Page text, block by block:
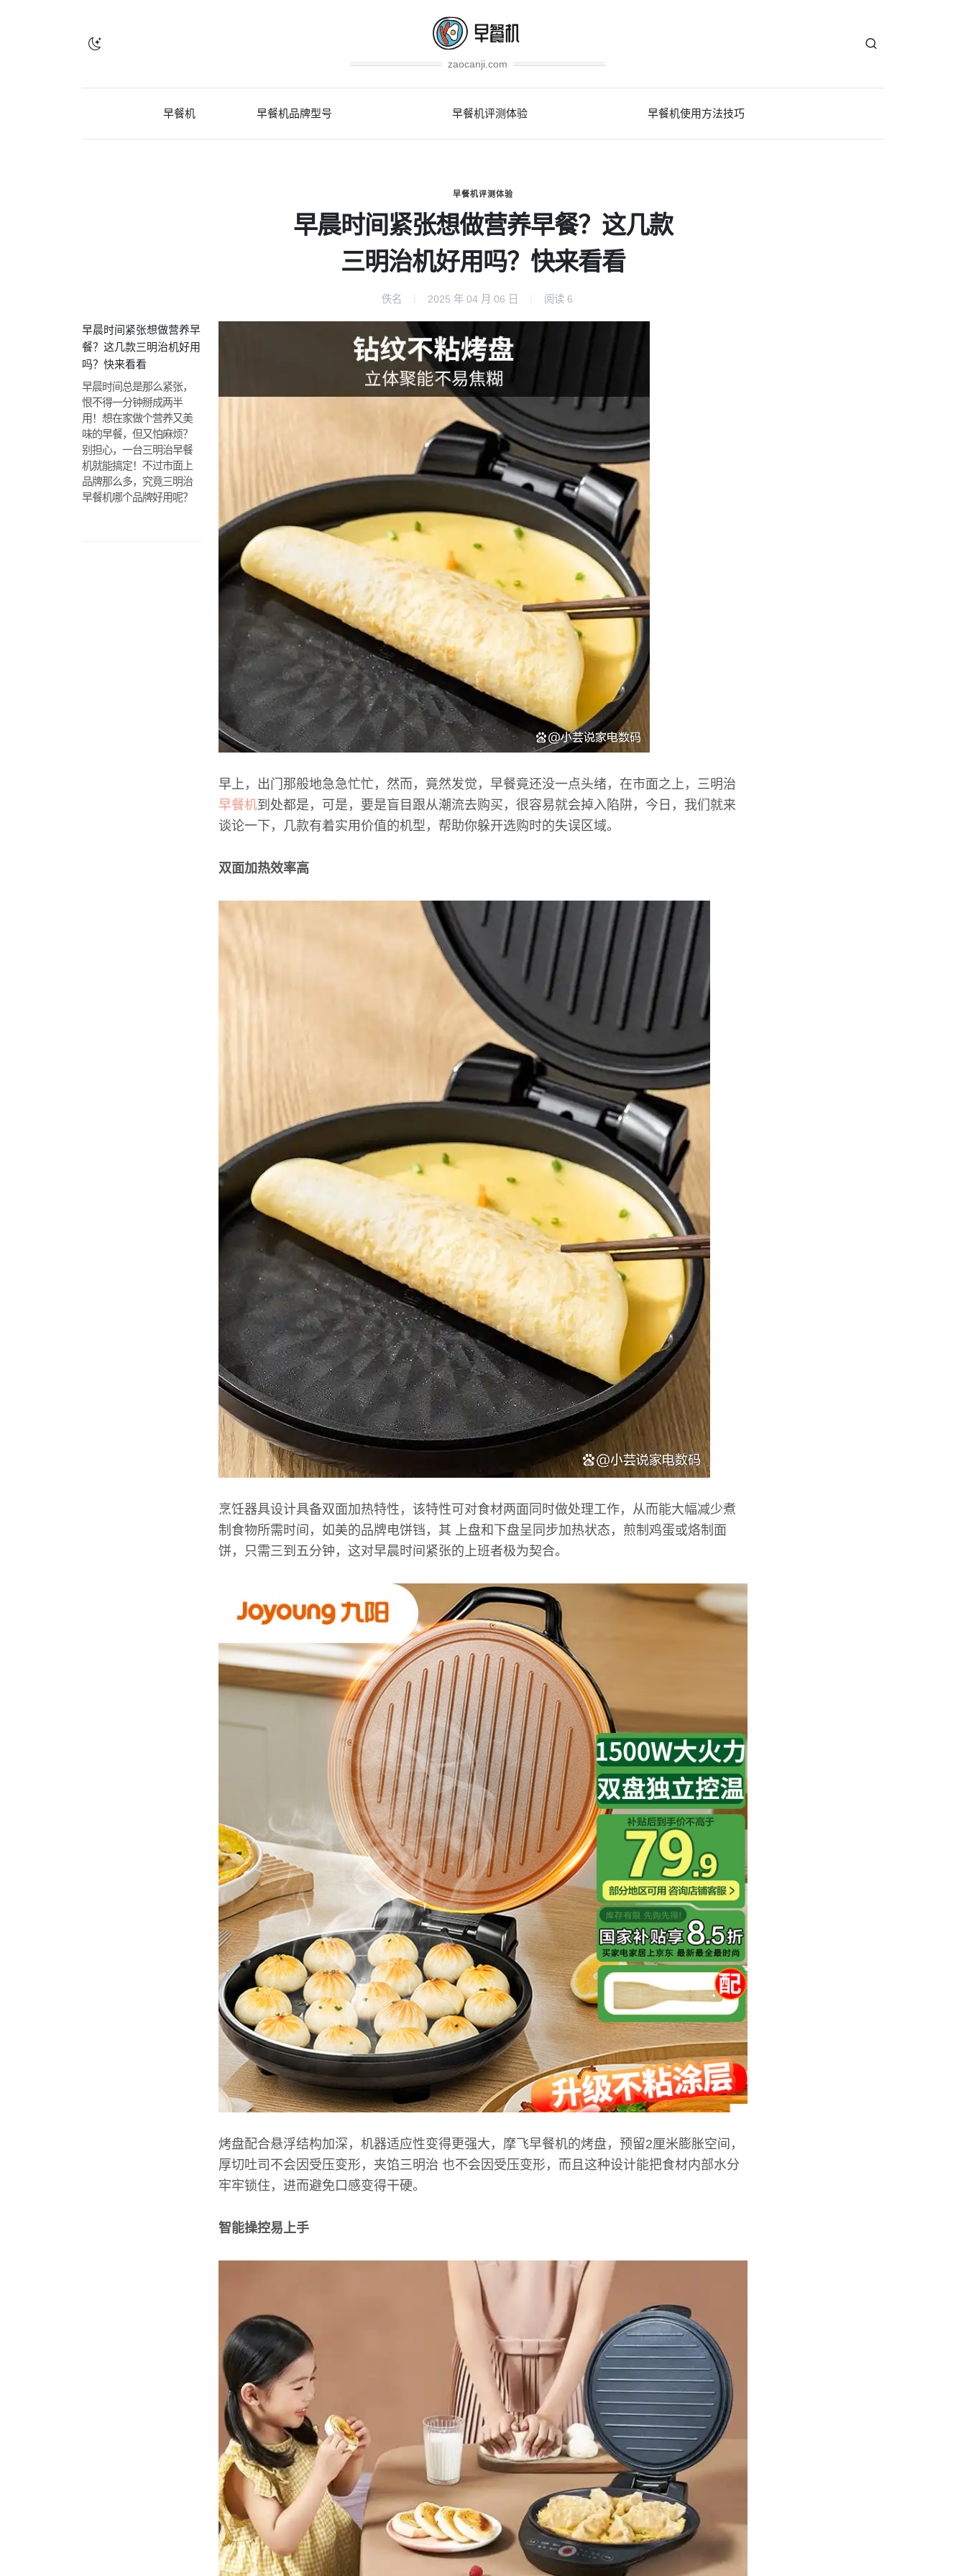
zaocanji.com
早餐机 早餐机品牌型号 早餐机评测体验 早餐机使用方法技巧
早餐机评测体验
早晨时间紧张想做营养早餐？这几款
三明治机好用吗？快来看看
佚名 2025 年 04 月 06 日 阅读 6
早晨时间紧张想做营养早
餐？这几款三明治机好用
吗？快来看看
早晨时间总是那么紧张，
恨不得一分钟掰成两半
用！想在家做个营养又美
味的早餐，但又怕麻烦？
别担心，一台三明治早餐
机就能搞定！不过市面上
品牌那么多，究竟三明治
早餐机哪个品牌好用呢？
早上，出门那般地急急忙忙，然而，竟然发觉，早餐竟还没一点头绪，在市面之上，三明治
早餐机到处都是，可是，要是盲目跟从潮流去购买，很容易就会掉入陷阱，今日，我们就来
谈论一下，几款有着实用价值的机型，帮助你躲开选购时的失误区域。
双面加热效率高
烹饪器具设计具备双面加热特性，该特性可对食材两面同时做处理工作，从而能大幅减少煮
制食物所需时间，如美的品牌电饼铛，其 上盘和下盘呈同步加热状态，煎制鸡蛋或烙制面
饼，只需三到五分钟，这对早晨时间紧张的上班者极为契合。
烤盘配合悬浮结构加深，机器适应性变得更强大，摩飞早餐机的烤盘，预留2厘米膨胀空间，
厚切吐司不会因受压变形，夹馅三明治 也不会因受压变形，而且这种设计能把食材内部水分
牢牢锁住，进而避免口感变得干硬。
智能操控易上手